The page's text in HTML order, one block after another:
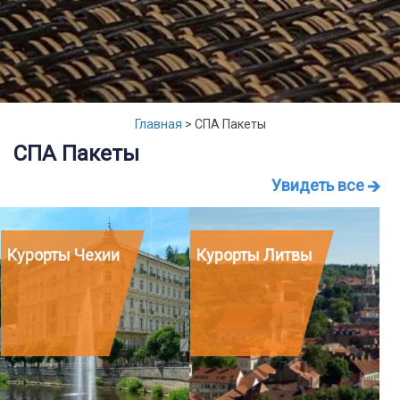
Главная > СПА Пакеты
СПА Пакеты
Увидеть все
Курорты Чехии Курорты Литвы